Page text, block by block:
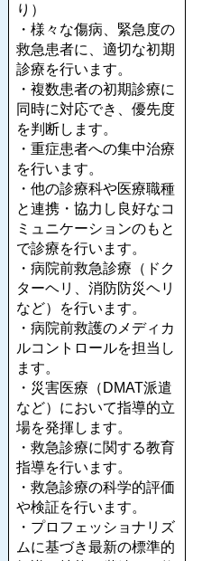
り）
・様々な傷病、緊急度の
救急患者に、適切な初期
診療を行います。
・複数患者の初期診療に
同時に対応でき、優先度
を判断します。
・重症患者への集中治療
を行います。
・他の診療科や医療職種
と連携・協力し良好なコ
ミュニケーションのもと
で診療を行います。
・病院前救急診療（ドク
ターヘリ、消防防災ヘリ
など）を行います。
・病院前救護のメディカ
ルコントロールを担当し
ます。
・災害医療（DMAT派遣
など）において指導的立
場を発揮します。
・救急診療に関する教育
指導を行います。
・救急診療の科学的評価
や検証を行います。
・プロフェッショナリズ
ムに基づき最新の標準的